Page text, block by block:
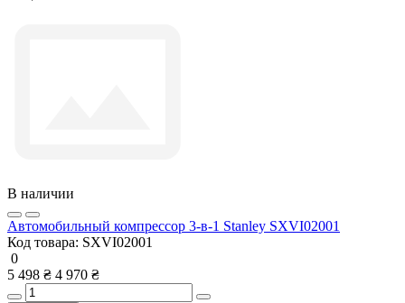
В наличии
Автомобильный компрессор 3-в-1 Stanley SXVI02001
Код товара: SXVI02001
0
5 498 ₴ 4 970 ₴